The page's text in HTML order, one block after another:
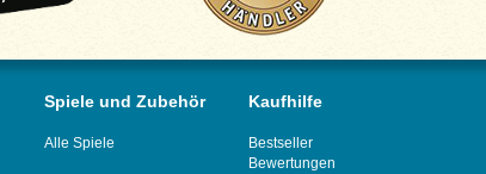
Spiele und Zubehör
Alle Spiele
Kaufhilfe
Bestseller
Bewertungen